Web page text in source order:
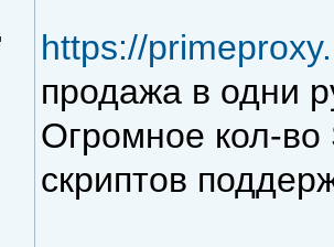
https://
продажа в одни
Огромное кол-
скриптов